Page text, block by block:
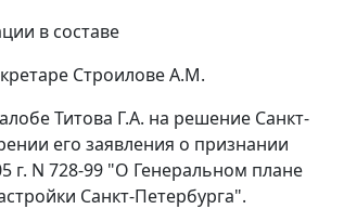
в составе
Строилове А.М.
Титова Г.А. на решение Санкт-
его заявления о признании
г. N 728-99 "О Генеральном плане
Санкт-Петербурга".